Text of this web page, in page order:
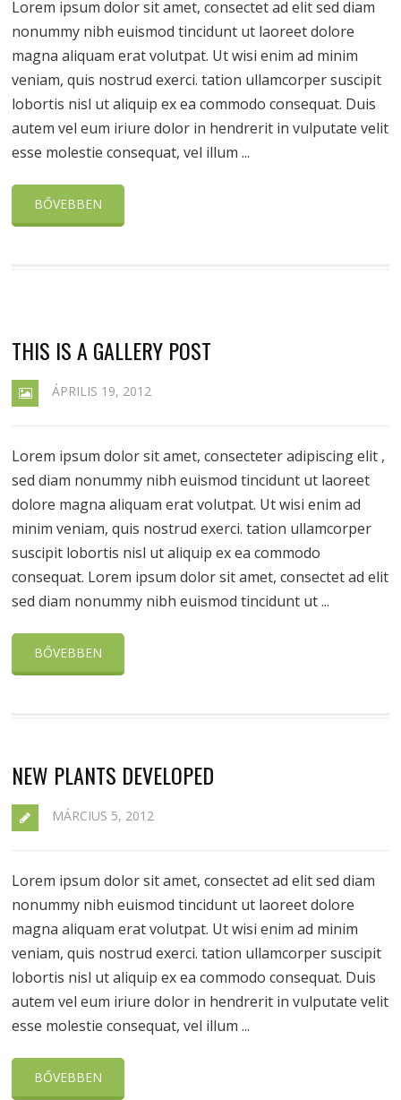
Lorem ipsum dolor sit amet, consectet ad elit sed diam
nonummy nibh euismod tincidunt ut laoreet dolore
magna aliquam erat volutpat. Ut wisi enim ad minim
veniam, quis nostrud exerci. tation ullamcorper suscipit
lobortis nisl ut aliquip ex ea commodo consequat. Duis
autem vel eum iriure dolor in hendrerit in vulputate velit
esse molestie consequat, vel illum ...
BŐVEBBEN
THIS IS A GALLERY POST
ÁPRILIS 19, 2012
Lorem ipsum dolor sit amet, consecteter adipiscing elit ,
sed diam nonummy nibh euismod tincidunt ut laoreet
dolore magna aliquam erat volutpat. Ut wisi enim ad
minim veniam, quis nostrud exerci. tation ullamcorper
suscipit lobortis nisl ut aliquip ex ea commodo
consequat. Lorem ipsum dolor sit amet, consectet ad elit
sed diam nonummy nibh euismod tincidunt ut ...
BŐVEBBEN
NEW PLANTS DEVELOPED
MÁRCIUS 5, 2012
Lorem ipsum dolor sit amet, consectet ad elit sed diam
nonummy nibh euismod tincidunt ut laoreet dolore
magna aliquam erat volutpat. Ut wisi enim ad minim
veniam, quis nostrud exerci. tation ullamcorper suscipit
lobortis nisl ut aliquip ex ea commodo consequat. Duis
autem vel eum iriure dolor in hendrerit in vulputate velit
esse molestie consequat, vel illum ...
BŐVEBBEN